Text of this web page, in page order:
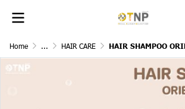
Home ... HAIR CARE HAIR SHAMPOO